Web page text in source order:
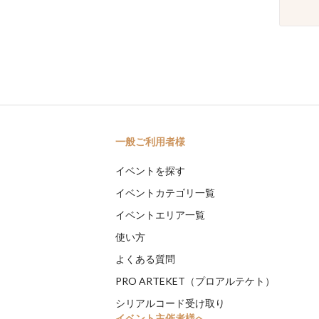
一般ご利用者様
イベントを探す
イベントカテゴリ一覧
イベントエリア一覧
使い方
よくある質問
PRO ARTEKET（プロアルテケト）
シリアルコード受け取り